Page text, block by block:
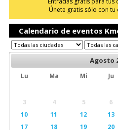
Únete gratis sólo con tu
Calendario de eventos
Agosto
Lu Ma Mi Ju
3
4 5 6
10
11 12 13
17
18 19 20